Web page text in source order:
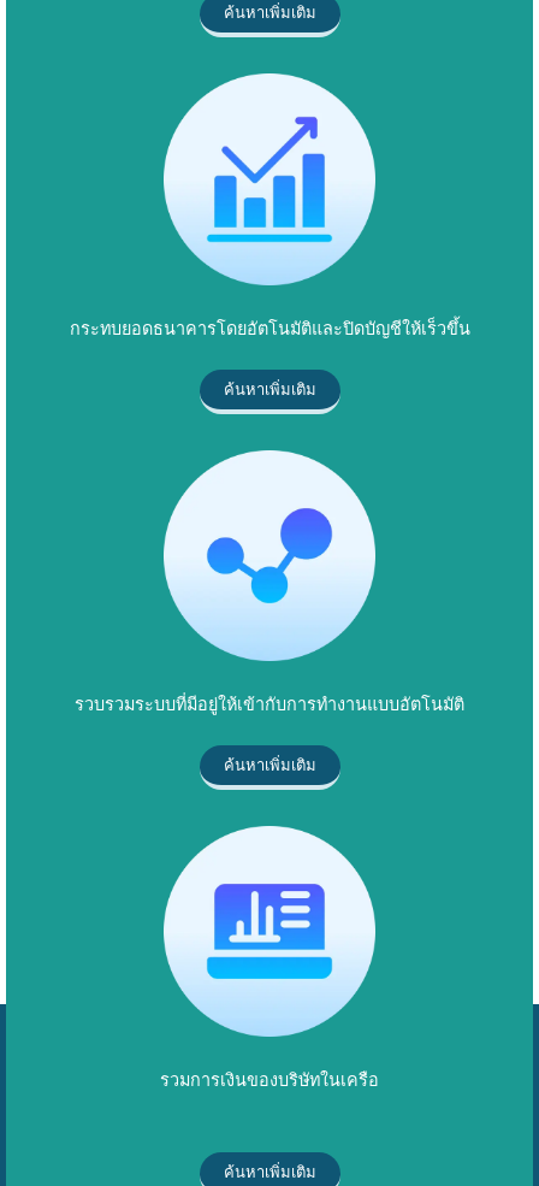
ค้นหาเพิ่มเติม
กระทบยอดธนาคารโดยอัตโนมัติและปิดบัญชีให้เร็วขึ้น
ค้นหาเพิ่มเติม
รวบรวมระบบที่มีอยู่ให้เข้ากับการทำงานแบบอัตโนมัติ
ค้นหาเพิ่มเติม
รวมการเงินของบริษัทในเครือ
ค้นหาเพิ่มเติม